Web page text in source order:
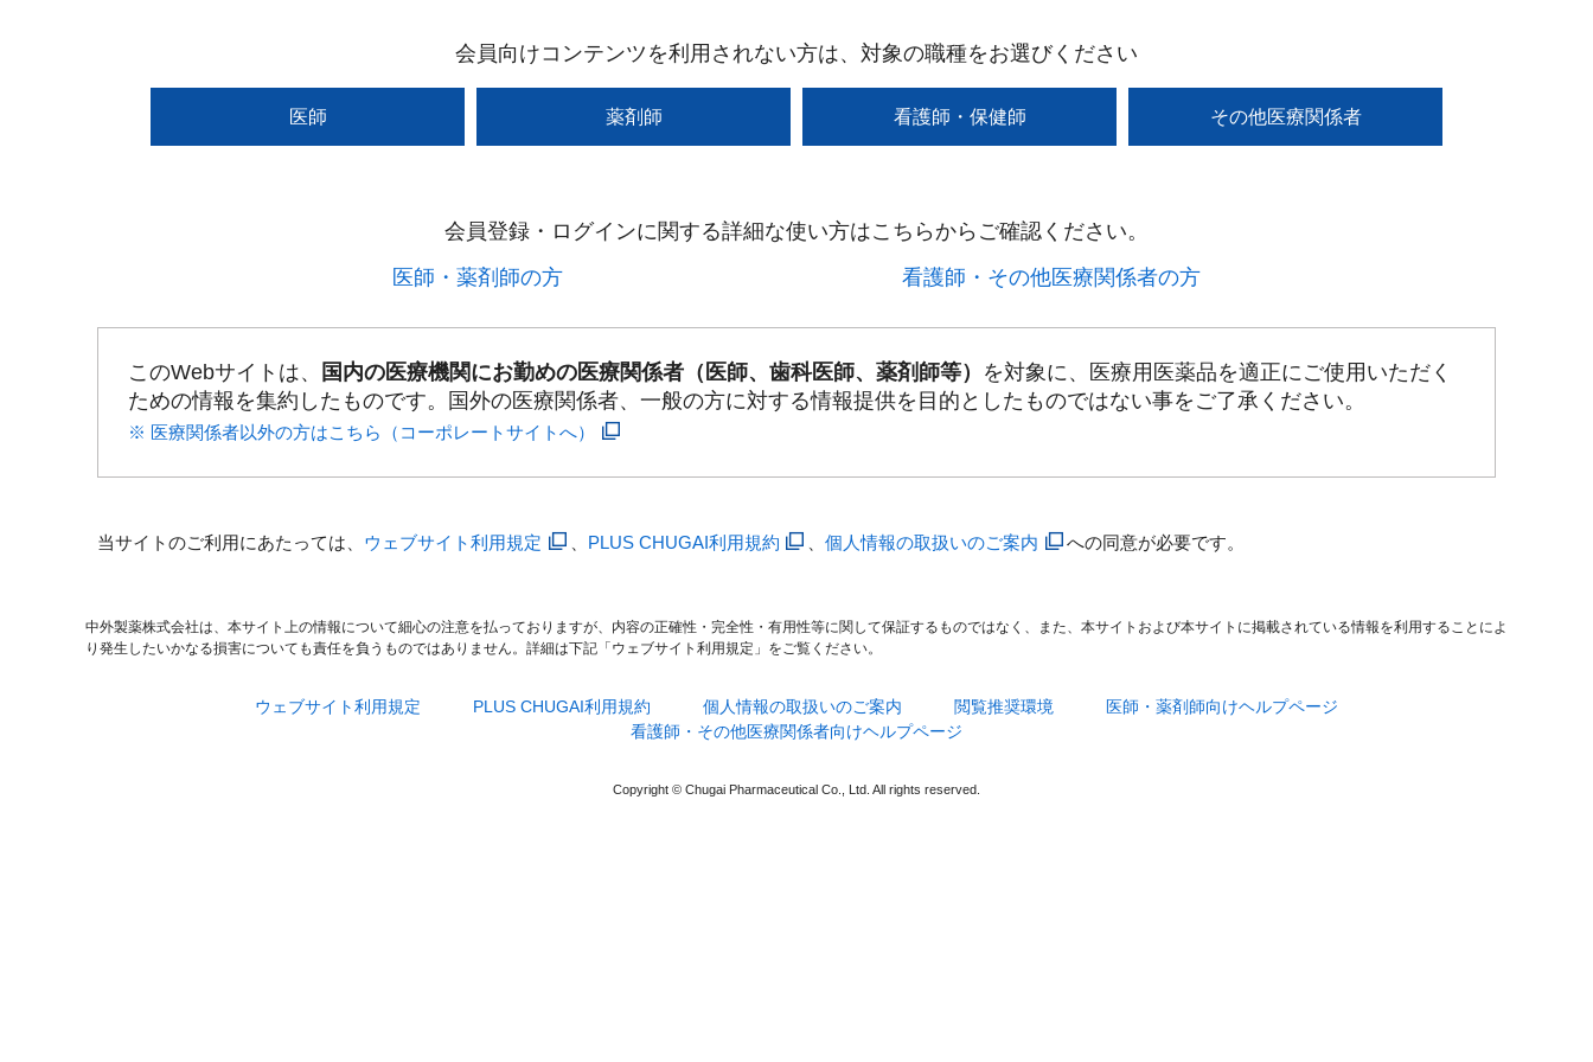
会員向けコンテンツを利用されない方は、対象の職種をお選びください
医師 薬剤師 看護師・保健師 その他医療関係者
会員登録・ログインに関する詳細な使い方はこちらからご確認ください。​
医師・薬剤師の方​
看護師・その他医療関係者の方​
このWebサイトは、 国内の医療機関にお勤めの医療関係者（医師、歯科医師、薬剤師等） を対象に、医療用医薬品を適正にご使用いただく
ための情報を集約したものです。国外の医療関係者、一般の方に対する情報提供を目的としたものではない事をご了承ください。
※ 医療関係者以外の方はこちら（コーポレートサイトへ）
当サイトのご利用にあたっては、 ウェブサイト利用規定 PLUS CHUGAI利用規約 、個人情報の取扱いのご案内 への同意が必要です。
中外製薬株式会社は、本サイト上の情報について細心の注意を払っておりますが、内容の正確性・完全性・有用性等に関して保証するものではなく、また、本サイトおよび本サイトに掲載されている情報を利用することによ
り発生したいかなる損害についても責任を負うものではありません。詳細は下記「ウェブサイト利用規定」をご覧ください。
ウェブサイト利用規定 PLUS CHUGAI利用規約 個人情報の取扱いのご案内 閲覧推奨環境
医師・薬剤師向けヘルプページ
看護師・その他医療関係者向けヘルプページ
Copyright © Chugai Pharmaceutical Co., Ltd. All rights reserved.